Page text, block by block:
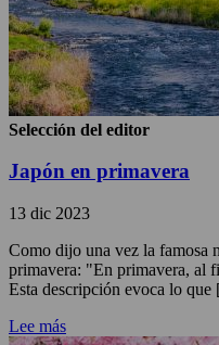
Selección del editor
Japón en primavera
13 dic 2023
Como dijo una vez la famosa
primavera: "En primavera, al
Esta descripción evoca lo
Lee más